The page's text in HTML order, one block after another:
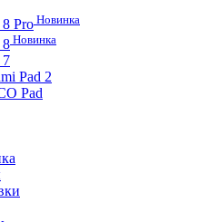
Pro Новинка
8 Новинка
7
Pad 2
Pad